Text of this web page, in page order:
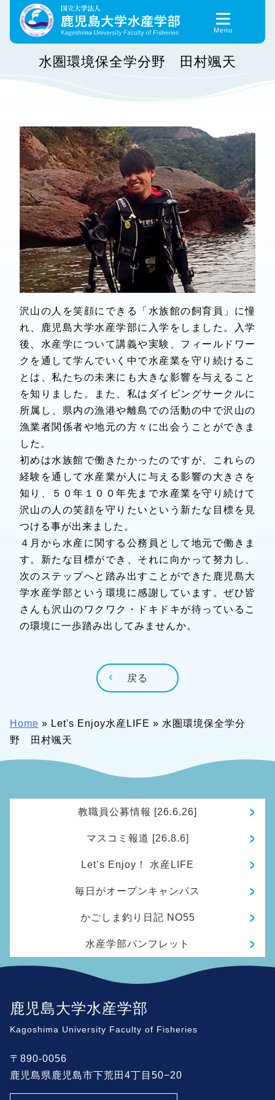
content
水圏環境保全学分野 田村颯天
沢山の人を笑顔にできる「水族館の飼育員」に憧
れ、鹿児島大学水産学部に入学をしました。入学
後、水産学について講義や実験、フィールドワー
クを通して学んでいく中で水産業を守り続けるこ
とは、私たちの未来にも大きな影響を与えること
を知りました。また、私はダイビングサークルに
所属し、県内の漁港や離島での活動の中で沢山の
漁業者関係者や地元の方々に出会うことができま
した。
初めは水族館で働きたかったのですが、これらの
経験を通して水産業が人に与える影響の大きさを
知り、５０年１００年先まで水産業を守り続けて
沢山の人の笑顔を守りたいという新たな目標を見
つける事が出来ました。
４月から水産に関する公務員として地元で働きま
す。新たな目標ができ、それに向かって努力し、
次のステップへと踏み出すことができた鹿児島大
学水産学部という環境に感謝しています。ぜひ皆
さんも沢山のワクワク・ドキドキが待っているこ
の環境に一歩踏み出してみませんか。
戻る
Home » Let's Enjoy水産LIFE » 水圏環境保全学分
野 田村颯天
教職員公募情報 [26.6.26]
マスコミ報道 [26.8.6]
Let’s Enjoy！ 水産LIFE
毎日がオープンキャンパス
かごしま釣り日記 NO55
水産学部パンフレット
鹿児島大学水産学部
Kagoshima University Faculty of Fisheries
〒890-0056
鹿児島県鹿児島市下荒田4丁目50−20